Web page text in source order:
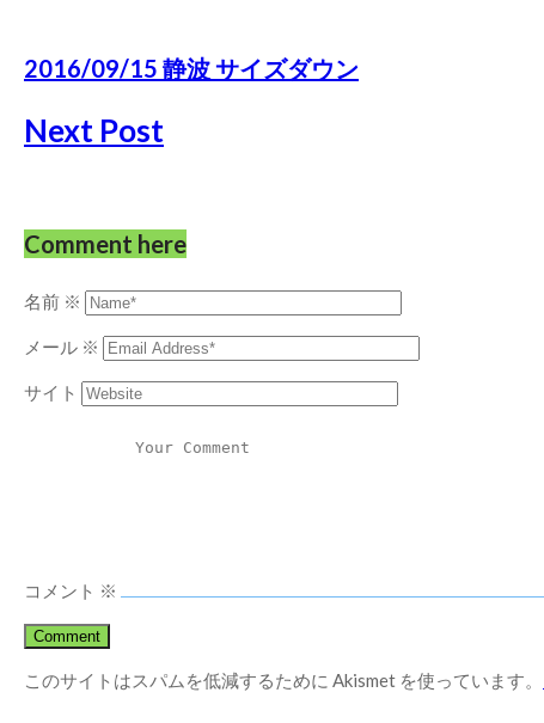
2016/09/15 静波 サイズダウン
Next Post
Comment here
名前 ※
メール ※
サイト
コメント ※
このサイトはスパムを低減するために Akismet を使っています。